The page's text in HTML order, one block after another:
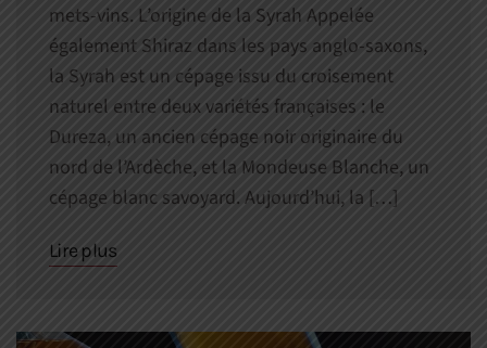
mets-vins. L’origine de la Syrah Appelée
également Shiraz dans les pays anglo-saxons,
la Syrah est un cépage issu du croisement
naturel entre deux variétés françaises : le
Dureza, un ancien cépage noir originaire du
nord de l’Ardèche, et la Mondeuse Blanche, un
cépage blanc savoyard. Aujourd’hui, la […]
Lire plus